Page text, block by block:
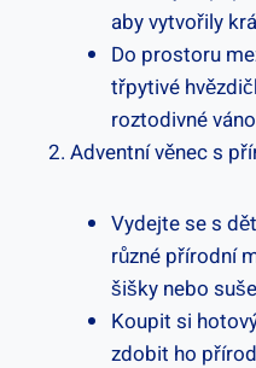
aby vytvořily
Do prostoru
třpytivé
roztodivné
Adventní věnec s
Vydejte se s
různé přírodní
šišky nebo
Koupit si
zdobit ho